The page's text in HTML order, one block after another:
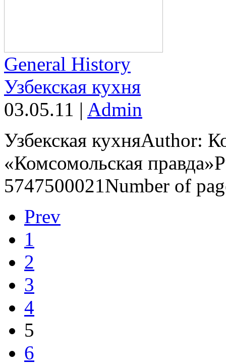
General History
Узбекская кухня
03.05.11 | Admin
Узбекская кухняAuthor:
«Комсомольская
5747500021Number of
Prev
1
2
3
4
5
6